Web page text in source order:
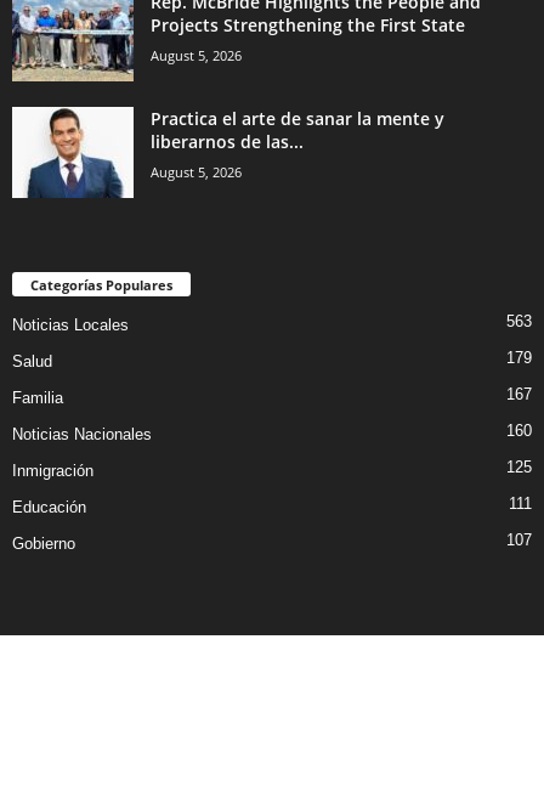
Projects Strengthening the First State
August 5, 2026
Practica el arte de sanar la mente y
liberarnos de las...
August 5, 2026
Categorías Populares
Noticias Locales 563
Salud 179
Familia 167
Noticias Nacionales 160
Inmigración 125
Educación 111
Gobierno 107